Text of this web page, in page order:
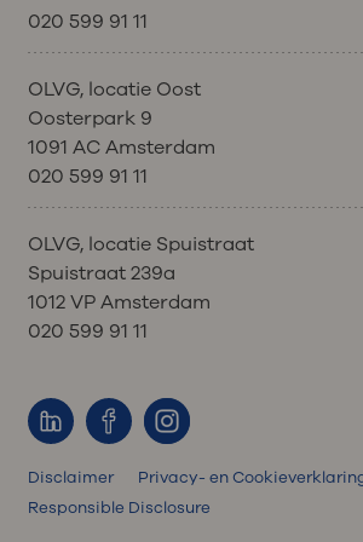
020 599 91 11
OLVG, locatie Oost
Oosterpark 9
1091 AC Amsterdam
020 599 91 11
OLVG, locatie Spuistraat
Spuistraat 239a
1012 VP Amsterdam
020 599 91 11
Disclaimer Privacy- en
Responsible Disclosure